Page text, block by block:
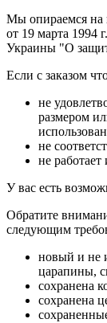
Мы опираемся на
от 19 марта 1994
Украины "О
Если с заказом
не
размером
не
не
У вас есть
Обратите
следующим
новый и не
царапины,
сохранена
сохранена